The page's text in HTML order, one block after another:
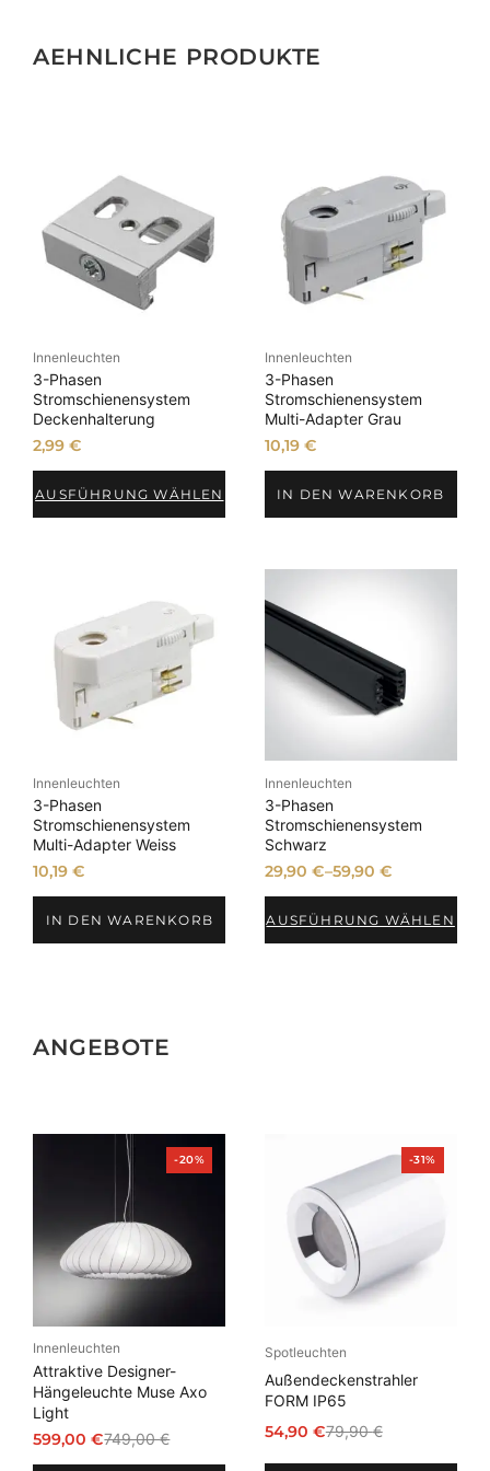
n
AEHNLICHE PRODUKTE
Innenleuchten
3-Phasen
Stromschienensystem
Deckenhalterung
2,99€
AUSFÜHRUNG WÄHLEN
Innenleuchten
3-Phasen
Stromschienensystem
Multi-Adapter Grau
10,19 €
IN DEN WARENKORB
Innenleuchten
3-Phasen
Stromschienensystem
Multi-Adapter Weiss
10,19€
IN DEN WARENKORB
Innenleuchten
3-Phasen
Stromschienensystem
Schwarz
29,90 €–59,90 €
AUSFÜHRUNG WÄHLEN
ANGEBOTE
-20%Produkt
im
Innenleuchten
Attraktive Designer-
Hängeleuchte Muse Axo
Light
749,00€
Ursprünglicher
599,00€
Aktueller
-31%Produkt
im
Spotleuchten
Außendeckenstrahler
FORM IP65
79,90€
Ursprünglicher
Preis
54,90 €
Aktueller
Preis